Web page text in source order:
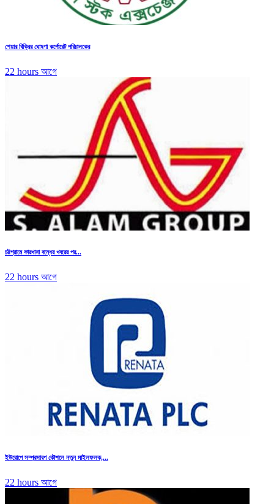
শেয়ার বিক্রির ঘোষণা কর্পোরেট পরিচালকের
22 hours আগে
চট্টগ্রামে কারখানা বন্ধের খবরের পর...
22 hours আগে
ইউরোপে সম্প্রসারণ কৌশলে নতুন মাইলফলক,...
22 hours আগে